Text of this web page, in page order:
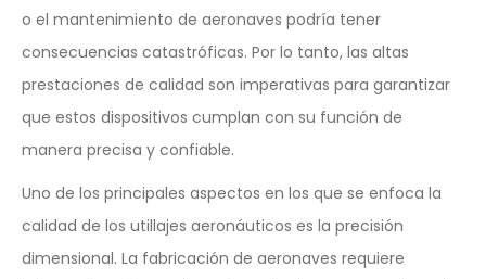
o el mantenimiento de aeronaves podría tener
consecuencias catastróficas. Por lo tanto, las altas
prestaciones de calidad son imperativas para garantizar
que estos dispositivos cumplan con su función de
manera precisa y confiable.
Uno de los principales aspectos en los que se enfoca la
calidad de los utillajes aeronáuticos es la precisión
dimensional. La fabricación de aeronaves requiere